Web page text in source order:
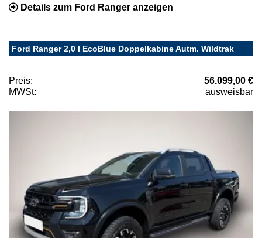
Details zum Ford Ranger anzeigen
Ford Ranger 2,0 l EcoBlue Doppelkabine Autm. Wildtrak
Preis:
56.099,00 €
MWSt:
ausweisbar